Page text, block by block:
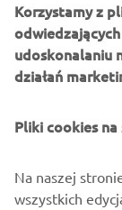
Rozpoczynamy
następnie
Czechach, a
w Starym
Szczegółowe
dostępne na
Wydarzenia w
Korzystamy z
udoskonalaniu
działań
Pliki cookies
Na naszej
wszystkich